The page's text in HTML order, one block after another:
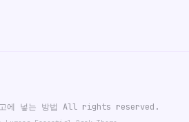
고에 넣는 방법 All rights reserved.